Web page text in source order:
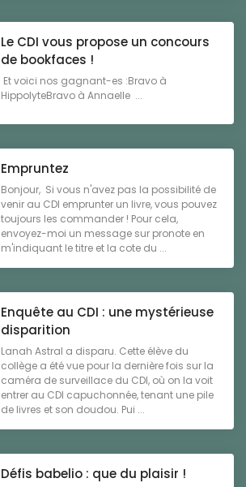
Le CDI vous propose un concours
de bookfaces !
Et voici nos gagnant-es :Bravo à
HippolyteBravo à Annaelle ...
Empruntez
Bonjour, Si vous n'avez pas la possibilité de
venir au CDI emprunter un livre, vous pouvez
toujours les commander ! Pour cela,
envoyez-moi un message sur pronote en
m'indiquant le titre et la cote du ...
Enquête au CDI : une mystérieuse
disparition
Lanah Astral a disparu. Cette élève du
collège a été vue pour la dernière fois sur la
caméra de surveillace du CDI, où on la voit
entrer au CDI capuchonnée, tenant une pile
de livres et son doudou. Pui ...
Défis babelio : que du plaisir !